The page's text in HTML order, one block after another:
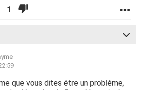
1
que vous dites étre un probléme,